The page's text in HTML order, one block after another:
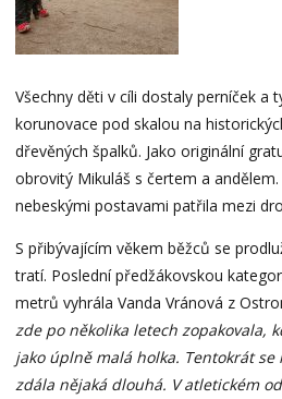
Všechny děti v cíli dostaly perníček a
korunovace pod skalou na
dřevěných špalků. Jako originální
obrovitý Mikuláš s čertem a
nebeskými postavami patřila mezi
S přibývajícím věkem běžců se
tratí. Poslední předžákovskou
metrů vyhrála Vanda Vránová z
zde po několika letech zopakovala,
jako úplně malá holka. Tentokrát se
zdála nějaká dlouhá. V atletickém